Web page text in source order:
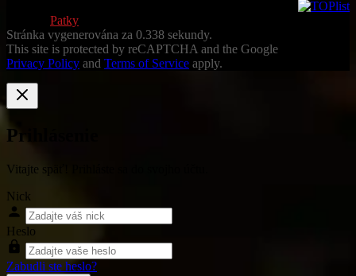
Patky
Stránka vygenerována za 0.338 sekundy.
This site is protected by reCAPTCHA and the Google
Privacy Policy and Terms of Service apply.
Prihlásenie
Vitajte späť! Prihláste sa do svojho účtu.
Nick
Heslo
Zabudli ste heslo?